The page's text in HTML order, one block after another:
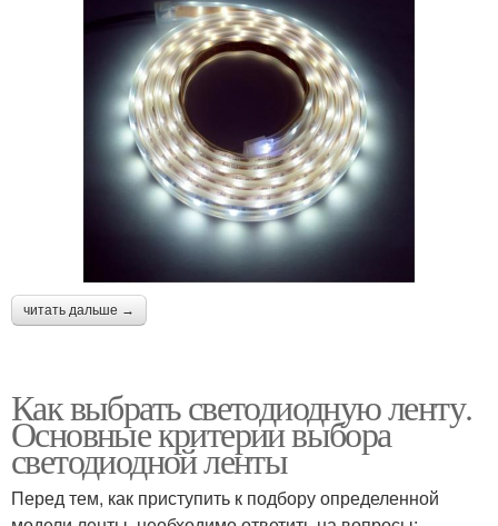
читать дальше →
Как выбрать светодиодную ленту.
Основные критерии выбора
светодиодной ленты
Перед тем, как приступить к подбору определенной